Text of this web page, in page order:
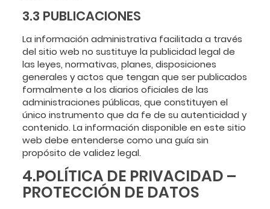
3.3 PUBLICACIONES
La información administrativa facilitada a través
del sitio web no sustituye la publicidad legal de
las leyes, normativas, planes, disposiciones
generales y actos que tengan que ser publicados
formalmente a los diarios oficiales de las
administraciones públicas, que constituyen el
único instrumento que da fe de su autenticidad y
contenido. La información disponible en este sitio
web debe entenderse como una guía sin
propósito de validez legal.
4.POLÍTICA DE PRIVACIDAD –
PROTECCIÓN DE DATOS